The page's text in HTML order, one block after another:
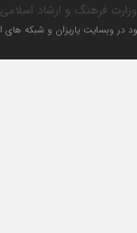
در وبسایت یاریزان و شبکه های